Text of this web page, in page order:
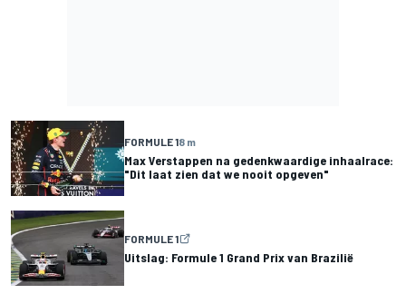
FORMULE 18 m
Max Verstappen na gedenkwaardige inhaalrace:
"Dit laat zien dat we nooit opgeven"
FORMULE 1
Uitslag: Formule 1 Grand Prix van Brazilië